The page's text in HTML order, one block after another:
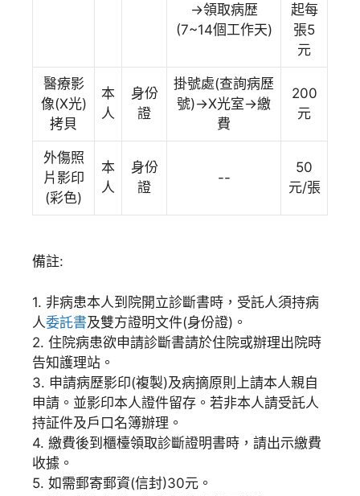
→領取病歴
(7~14個工作天)
起每
張5
元
醫療影
像(X光)
拷貝
本
人
身份
證
掛號處(查詢病歷
號)→X光室→繳
費
200
元
外傷照
片影印
(彩色)
本
人
身份
證
--
50
元/張
備註:
1. 非病患本人到院開立診斷書時，受託人須持病
人委託書及雙方證明文件(身份證)。
2. 住院病患欲申請診斷書請於住院或辦理出院時
告知護理站。
3. 申請病歷影印(複製)及病摘原則上請本人親自
申請。並影印本人證件留存。若非本人請受託人
持証件及戶口名簿辦理。
4. 繳費後到櫃檯領取診斷證明書時，請出示繳費
收據。
5. 如需郵寄郵資(信封)30元。